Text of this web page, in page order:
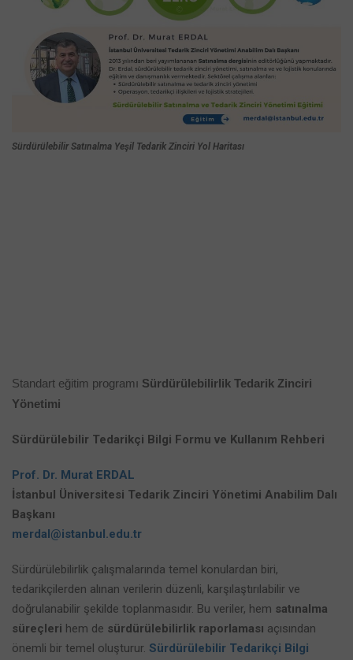
Sürdürülebilir Satınalma Yeşil Tedarik Zinciri Yol Haritası
Standart eğitim programı Sürdürülebilirlik Tedarik Zinciri
Yönetimi
Sürdürülebilir Tedarikçi Bilgi Formu ve Kullanım Rehberi
Prof. Dr. Murat ERDAL
İstanbul Üniversitesi Tedarik Zinciri Yönetimi Anabilim Dalı
Başkanı
merdal@istanbul.edu.tr
Sürdürülebilirlik çalışmalarında temel konulardan biri,
tedarikçilerden alınan verilerin düzenli, karşılaştırılabilir ve
doğrulanabilir şekilde toplanmasıdır. Bu veriler, hem satınalma
süreçleri hem de sürdürülebilirlik raporlaması açısından
önemli bir temel oluşturur. Sürdürülebilir Tedarikçi Bilgi